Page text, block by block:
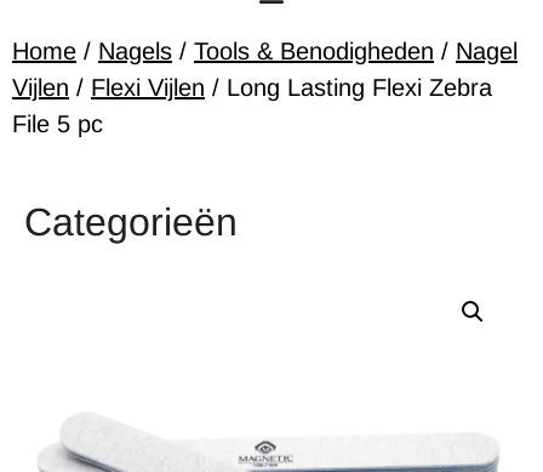
Home / Nagels / Tools & Benodigheden / Nagel
Vijlen / Flexi Vijlen / Long Lasting Flexi Zebra
File 5 pc
Categorieën